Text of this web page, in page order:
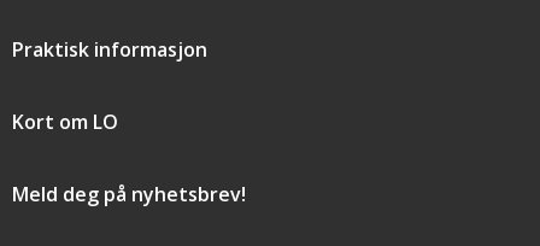
Praktisk informasjon
Kort om LO
Meld deg på nyhetsbrev!